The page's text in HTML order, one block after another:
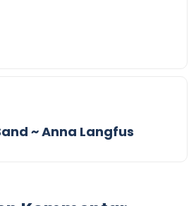
~ Anna Langfus